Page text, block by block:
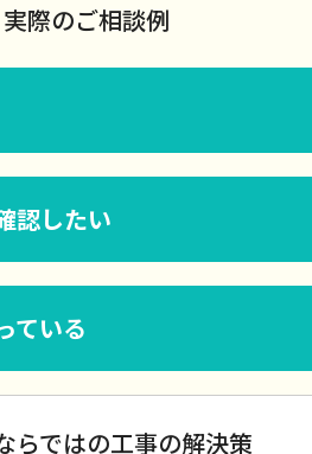
実際のご相談例
認したい
ている
らではの工事の解決策